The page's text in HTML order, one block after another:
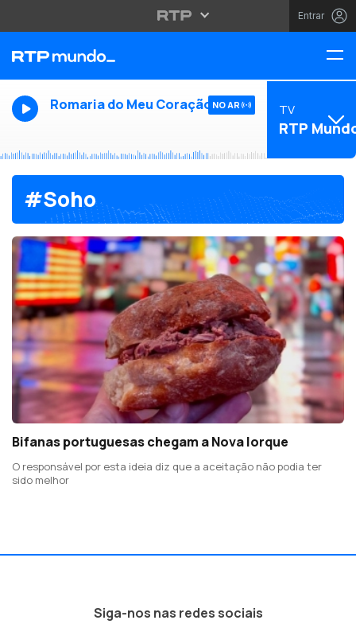
Entrar
Romaria do Meu Coração NO AR TV
RTP
#Soho
Bifanas portuguesas chegam a Nova Iorque
O responsável por esta ideia diz que a aceitação não podia ter
sido melhor
Siga-nos nas redes sociais